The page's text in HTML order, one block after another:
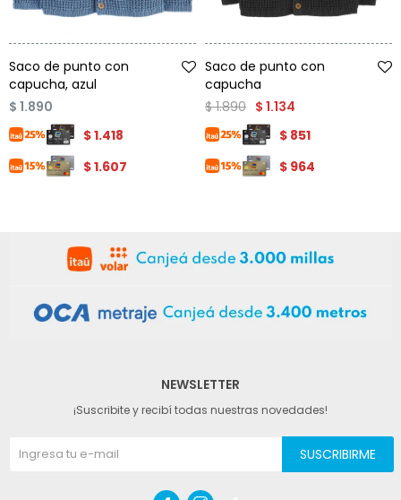
Saco de punto con
capucha, azul
$ 1.890
$1.418
$1.607
Saco de punto con
capucha
$ 1.134
$ 1.890
$ 851
$ 964
NEWSLETTER
¡Suscribite y recibí todas nuestras novedades!
SUSCRIBIRME